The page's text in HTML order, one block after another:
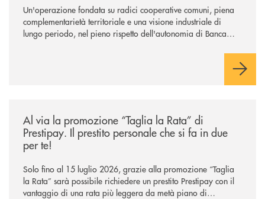
Un'operazione fondata su radici cooperative comuni, piena
complementarietà territoriale e una visione industriale di
lungo periodo, nel pieno rispetto dell'autonomia di Banca
negoziazione esclusiva per la finalizzazione dell’operazione.
Al via la promozione “Taglia la Rata” di
Prestipay. Il prestito personale che si fa in due
per te!
Solo fino al 15 luglio 2026, grazie alla promozione “Taglia
la Rata” sarà possibile richiedere un prestito Prestipay con il
vantaggio di una rata più leggera da metà piano di